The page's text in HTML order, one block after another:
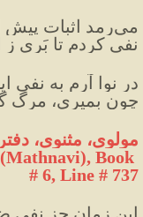
می‌رمد اثبات پیش از نفیِ تو
نفی کردم تا بَری ز
در نوا آرم به نفی
چون بمیری، مرگ
مولوی، مثنوی،
Book
# 6, Line # 737